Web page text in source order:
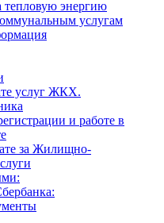
энергию
услугам
услуг ЖКХ.
и работе в
за Жилищно-